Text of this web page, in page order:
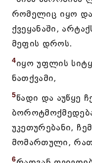
რომელიც იყო
ქვეყანაში,
მეფის დროს.
4იყო უფლის
ნათქვამი,
5წადი და აუწყე
უკეთურებანი,
მომართული,
6